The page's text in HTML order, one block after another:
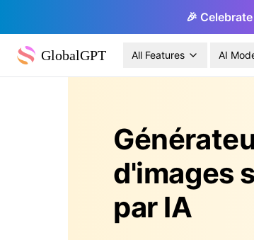
🎉
GlobalGPT All Features AI
d'images
par IA